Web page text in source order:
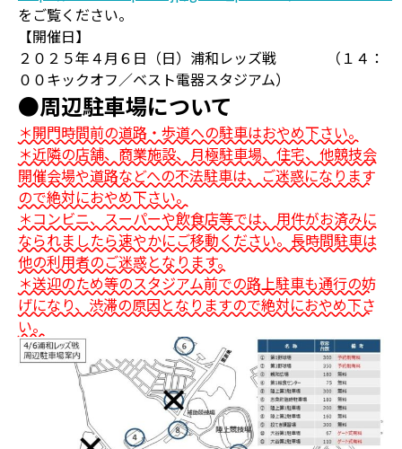
をご覧ください。
【開催日】
２０２５年４月６日（日）浦和レッズ戦 （１４：
００キックオフ／ベスト電器スタジアム）
●周辺駐車場について
＊開門時間前の道路・歩道への駐車はおやめ下さい。
＊近隣の店舗、商業施設、月極駐車場、住宅、他競技会
開催会場や道路などへの不法駐車は、ご迷惑になります
ので絶対におやめ下さい。
＊コンビニ、スーパーや飲食店等では、用件がお済みに
なられましたら速やかにご移動ください。長時間駐車は
他の利用者のご迷惑となります。
＊送迎のため等のスタジアム前での路上駐車も通行の妨
げになり、渋滞の原因となりますので絶対におやめ下さ
い。